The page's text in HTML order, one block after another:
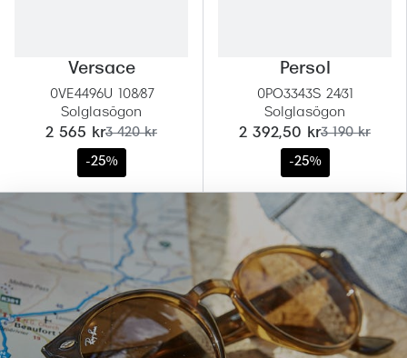
Versace
0VE4496U 108/87
Solglasögon
nu:
2 565 krtidigare pris:
3 420 kr
-25%
Persol
0PO3343S 24/31
Solglasögon
nu:
2 392,50 krtidigare pris:
3 190 kr
-25%